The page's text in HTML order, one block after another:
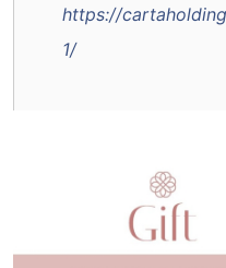
https://
1/